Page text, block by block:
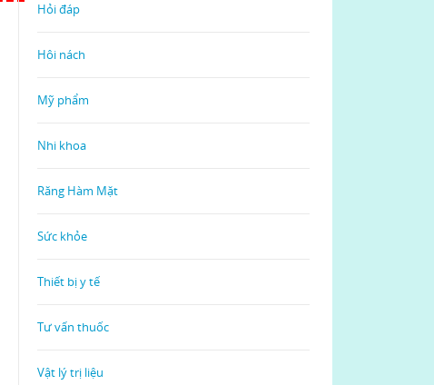
Hỏi đáp
Hôi nách
Mỹ phẩm
Nhi khoa
Răng Hàm Mặt
Sức khỏe
Thiết bị y tế
Tư vấn thuốc
Vật lý trị liệu